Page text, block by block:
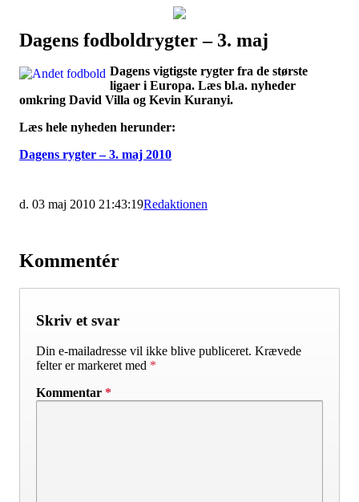
Наши партнеры
лучшие займы
Dagens fodboldrygter – 3. maj
Dagens vigtigste rygter fra de største
ligaer i Europa. Læs bl.a. nyheder
omkring David Villa og Kevin Kuranyi.
Læs hele nyheden herunder:
Dagens rygter – 3. maj 2010
d. 03 maj 2010 21:43:19Redaktionen
Kommentér
Skriv et svar
Din e-mailadresse vil ikke blive publiceret. Krævede
felter er markeret med *
Kommentar *